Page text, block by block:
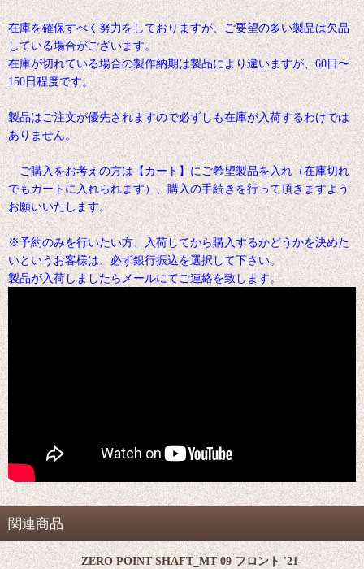
在庫を確保すべく努力をしておりますが、ご要望の多い製品は欠品
している場合がございます。
在庫が切れている場合の製作納期は製品により違いますが、60日〜
150日程度です。
製品はご注文が優先されますので必ずしも在庫が入荷するわけでは
ありません。
ご購入をお考えの方は【カート】にご希望製品を入れ（在庫切れ
でもカートに入れられます）、購入の手続きを行って頂きますよう
お願いいたします。
※予約のみを行いたい方、入荷してから購入するかどうかを決めた
いというお客様は、必ず銀行振込を選択して下さい。
製品が入荷しましたらメールにてご連絡を致します。
関連商品
ZERO POINT SHAFT_MT-09 フロント '21-